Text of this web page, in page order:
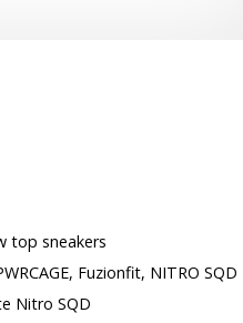
top sneakers
Fuzionfit, NITRO SQD
Nitro SQD